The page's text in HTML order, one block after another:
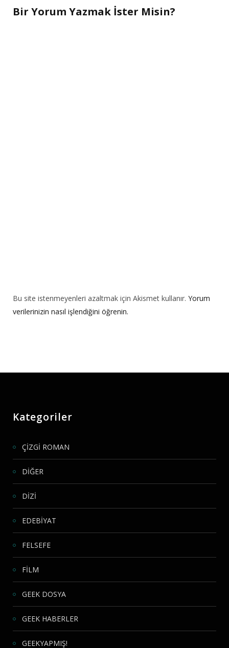
Bir Yorum Yazmak İster Misin?
Bu site istenmeyenleri azaltmak için Akismet kullanır. Yorum
verilerinizin nasıl işlendiğini öğrenin.
Kategoriler
ÇİZGİ ROMAN
DİĞER
DİZİ
EDEBİYAT
FELSEFE
FİLM
GEEK DOSYA
GEEK HABERLER
GEEKYAPMIŞ!